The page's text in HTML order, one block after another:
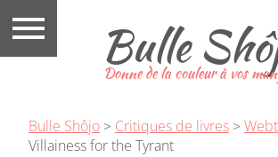
Bulle
Donne de la couleur à vos
Bulle Shôjo > Critiques de livres >
Villainess for the Tyrant